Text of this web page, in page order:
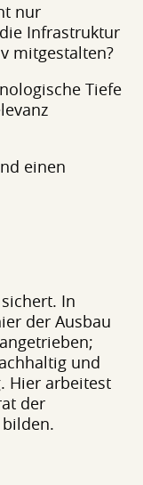
nur
Infrastruktur
mitgestalten?
Tiefe
einen
In
der Ausbau
und
Hier arbeitest
der